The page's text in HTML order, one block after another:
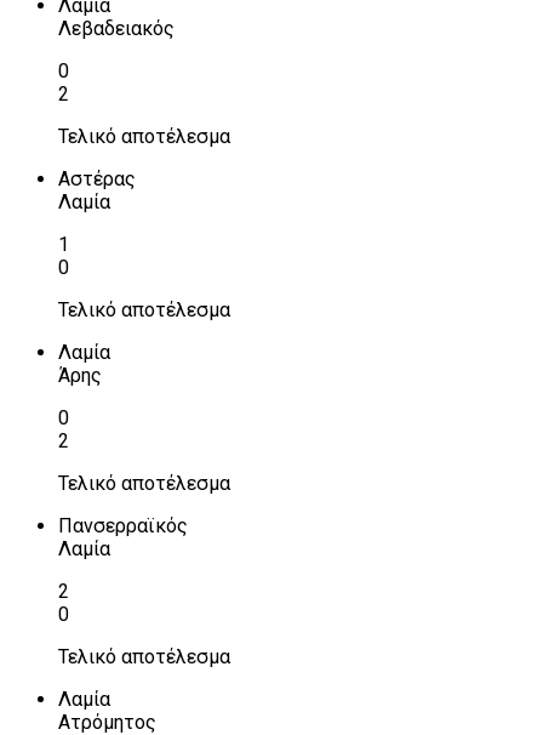
Λαμία
Λεβαδειακός
0
2
Τελικό αποτέλεσμα
Αστέρας
Λαμία
1
0
Τελικό αποτέλεσμα
Λαμία
Άρης
0
2
Τελικό αποτέλεσμα
Πανσερραϊκός
Λαμία
2
0
Τελικό αποτέλεσμα
Λαμία
Ατρόμητος